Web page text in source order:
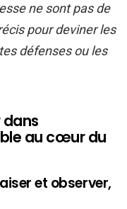
ne sont pas de
pour deviner les
défenses ou les
au cœur du
et observer,